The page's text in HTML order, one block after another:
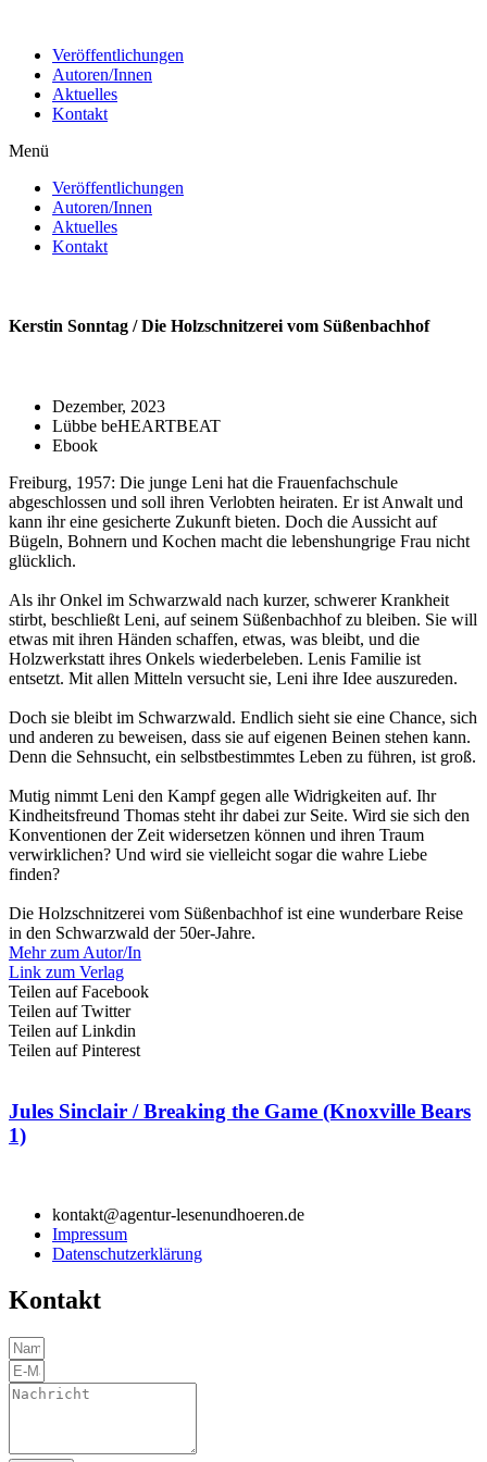
wechselnVeröffentlichungen
Autoren/Innen
Aktuelles
Kontakt
Menü
Veröffentlichungen
Autoren/Innen
Aktuelles
Kontakt
Kerstin Sonntag / Die Holzschnitzerei vom Süßenbachhof
Dezember, 2023
Lübbe beHEARTBEAT
Ebook
Freiburg, 1957: Die junge Leni hat die Frauenfachschule
abgeschlossen und soll ihren Verlobten heiraten. Er ist Anwalt und
kann ihr eine gesicherte Zukunft bieten. Doch die Aussicht auf
Bügeln, Bohnern und Kochen macht die lebenshungrige Frau nicht
glücklich.
Als ihr Onkel im Schwarzwald nach kurzer, schwerer Krankheit
stirbt, beschließt Leni, auf seinem Süßenbachhof zu bleiben. Sie will
etwas mit ihren Händen schaffen, etwas, was bleibt, und die
Holzwerkstatt ihres Onkels wiederbeleben. Lenis Familie ist
entsetzt. Mit allen Mitteln versucht sie, Leni ihre Idee auszureden.
Doch sie bleibt im Schwarzwald. Endlich sieht sie eine Chance, sich
und anderen zu beweisen, dass sie auf eigenen Beinen stehen kann.
Denn die Sehnsucht, ein selbstbestimmtes Leben zu führen, ist groß.
Mutig nimmt Leni den Kampf gegen alle Widrigkeiten auf. Ihr
Kindheitsfreund Thomas steht ihr dabei zur Seite. Wird sie sich den
Konventionen der Zeit widersetzen können und ihren Traum
verwirklichen? Und wird sie vielleicht sogar die wahre Liebe
finden?
Die Holzschnitzerei vom Süßenbachhof ist eine wunderbare Reise
in den Schwarzwald der 50er-Jahre.
Mehr zum Autor/In
Link zum Verlag
Teilen auf Facebook
Teilen auf Twitter
Teilen auf Linkdin
Teilen auf Pinterest
Jules Sinclair / Breaking the Game (Knoxville Bears
1)
kontakt@agentur-lesenundhoeren.de
Impressum
Datenschutzerklärung
Kontakt